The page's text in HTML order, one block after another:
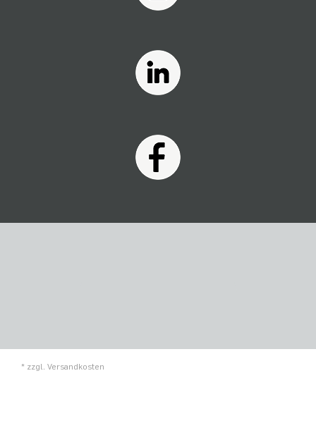
* zzgl. Versandkosten